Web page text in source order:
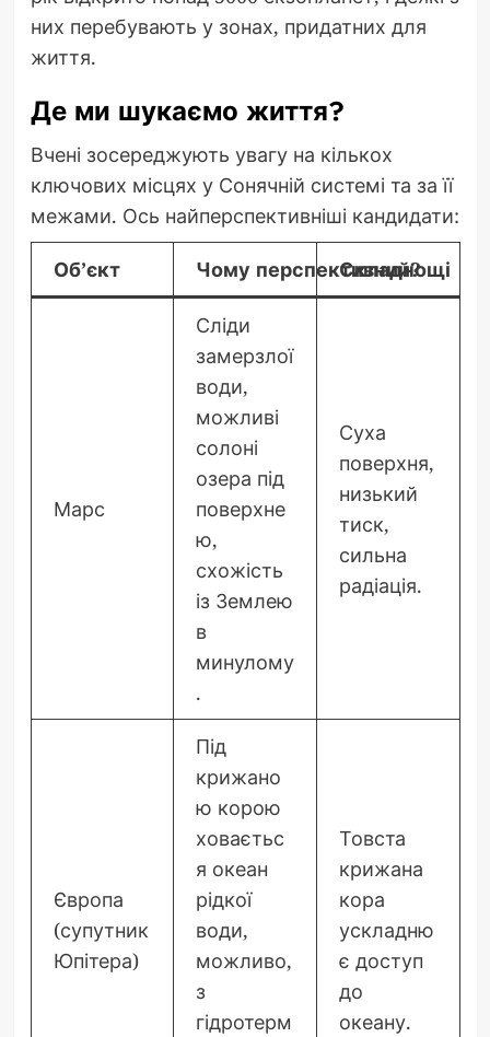
них перебувають у зонах, придатних для
життя.
Де ми шукаємо життя?
Вчені зосереджують увагу на кількох
ключових місцях у Сонячній системі та за її
межами. Ось найперспективніші кандидати:
Об’єкт Чому перспективний?
Складнощі
Марс
Сліди
замерзлої
води,
можливі
солоні
озера під
поверхне
ю,
схожість
із Землею
в
минулому
.
Суха
поверхня,
низький
тиск,
сильна
радіація.
Європа
(супутник
Юпітера)
Під
крижано
ю корою
ховаєтьс
я океан
рідкої
води,
можливо,
з
гідротерм
Товста
крижана
кора
ускладню
є доступ
до
океану.